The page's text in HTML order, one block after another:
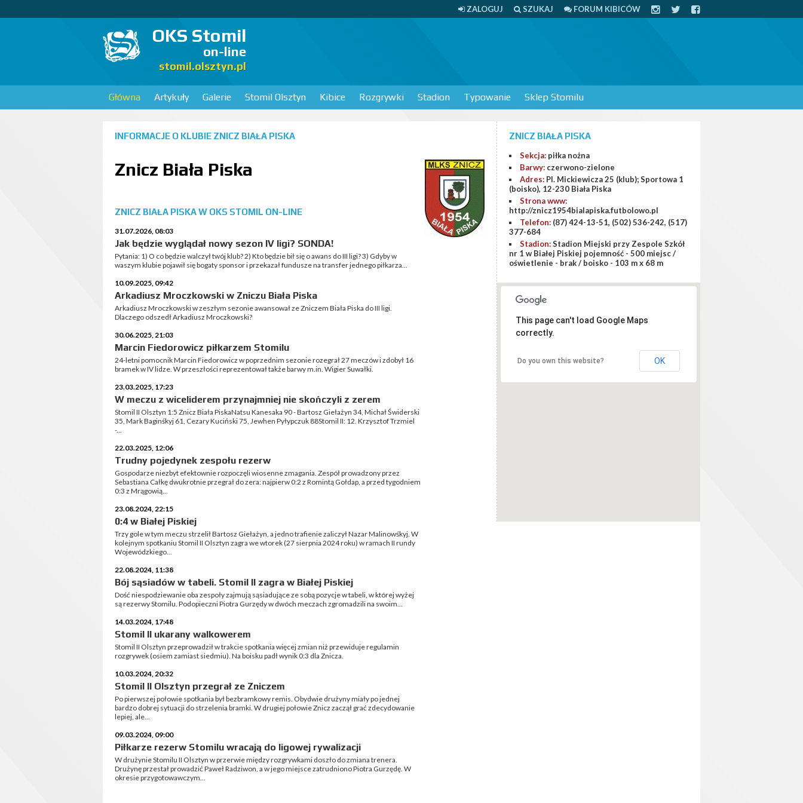
ZALOGUJ SZUKAJ FORUM KIBICÓW
OKS Stomil
on-line
stomil.olsztyn.pl
Główna Artykuły Galerie Stomil Olsztyn Kibice Rozgrywki Stadion Typowanie Sklep Stomilu
INFORMACJE O KLUBIE ZNICZ BIAŁA PISKA
Znicz Biała Piska
ZNICZ BIAŁA PISKA W OKS STOMIL ON-LINE
31.07.2026, 08:03
Jak będzie wyglądał nowy sezon IV ligi? SONDA!
Pytania: 1) O co będzie walczył twój klub? 2) Kto będzie bił się o awans do III ligi? 3) Gdyby w
waszym klubie pojawił się bogaty sponsor i przekazał fundusze na transfer jednego piłkarza...
10.09.2025, 09:42
Arkadiusz Mroczkowski w Zniczu Biała Piska
Arkadiusz Mroczkowski w zeszłym sezonie awansował ze Zniczem Biała Piska do III ligi.
Dlaczego odszedł Arkadiusz Mroczkowski?
30.06.2025, 21:03
Marcin Fiedorowicz piłkarzem Stomilu
24-letni pomocnik Marcin Fiedorowicz w poprzednim sezonie rozegrał 27 meczów i zdobył 16
bramek w IV lidze. W przeszłości reprezentował także barwy m.in. Wigier Suwałki.
23.03.2025, 17:23
W meczu z wiceliderem przynajmniej nie skończyli z zerem
Stomil II Olsztyn 1:5 Znicz Biała PiskaNatsu Kanesaka 90 - Bartosz Giełażyn 34, Michał Świderski
35, Mark Baginśkyj 61, Cezary Kuciński 75, Jewhen Pyłypczuk 88Stomil II: 12. Krzysztof Trzmiel
-...
22.03.2025, 12:06
Trudny pojedynek zespołu rezerw
Gospodarze niezbyt efektownie rozpoczęli wiosenne zmagania. Zespół prowadzony przez
Sebastiana Całkę dwukrotnie przegrał do zera: najpierw 0:2 z Romintą Gołdap, a przed tygodniem
0:3 z Mrągowią...
23.08.2024, 22:15
0:4 w Białej Piskiej
Trzy gole w tym meczu strzelił Bartosz Giełażyn, a jedno trafienie zaliczył Nazar Malinowśkyj. W
kolejnym spotkaniu Stomil II Olsztyn zagra we wtorek (27 sierpnia 2024 roku) w ramach II rundy
Wojewódzkiego...
22.08.2024, 11:38
Bój sąsiadów w tabeli. Stomil II zagra w Białej Piskiej
Dość niespodziewanie oba zespoły zajmują sąsiadujące ze sobą pozycje w tabeli, w której wyżej
są rezerwy Stomilu. Podopieczni Piotra Gurzędy w dwóch meczach zgromadzili na swoim...
14.03.2024, 17:48
Stomil II ukarany walkowerem
Stomil II Olsztyn przeprowadził w trakcie spotkania więcej zmian niż przewiduje regulamin
rozgrywek (osiem zamiast siedmiu). Na boisku padł wynik 0:3 dla Znicza.
10.03.2024, 20:32
Stomil II Olsztyn przegrał ze Zniczem
Po pierwszej połowie spotkania był bezbramkowy remis. Obydwie drużyny miały po jednej
bardzo dobrej sytuacji do strzelenia bramki. W drugiej połowie Znicz zaczął grać zdecydowanie
lepiej, ale...
09.03.2024, 09:00
Piłkarze rezerw Stomilu wracają do ligowej rywalizacji
W drużynie Stomilu II Olsztyn w przerwie między rozgrywkami doszło do zmiana trenera.
Drużynę przestał prowadzić Paweł Radziwon, a w jego miejsce zatrudniono Piotra Gurzędę. W
okresie przygotowawczym...
ZNICZ BIAŁA PISKA
Sekcja: piłka nożna
Barwy: czerwono-zielone
Adres: Pl. Mickiewicza 25 (klub); Sportowa 1
(boisko), 12-230 Biała Piska
Strona www:
http://znicz1954bialapiska.futbolowo.pl
Telefon: (87) 424-13-51, (502) 536-242, (517)
377-684
Stadion:Stadion Miejski przy Zespole Szkół
nr 1 w Białej Piskiej pojemność - 500 miejsc /
oświetlenie - brak / boisko - 103 m x 68 m
This page can't load Google Maps
correctly.
Do you own this website? OK